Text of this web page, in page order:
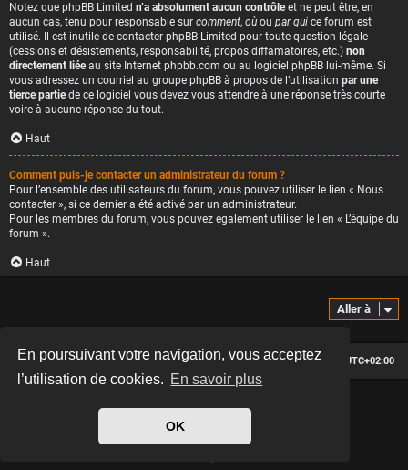
En poursuivant votre navigation, vous acceptez
l’utilisation de cookies. En savoir plus
OK
Notez que phpBB Limited n’a absolument aucun contrôleet ne peut être, en
aucun cas, tenu pour responsable sur comment, où ou par qui ce forum est
utilisé. Il est inutile de contacter phpBB Limited pour toute question légale
(cessions et désistements, responsabilité, propos diffamatoires, etc.) non
directement liéeau site Internet phpbb.com ou au logiciel phpBB lui-même. Si
vous adressez un courriel au groupe phpBB à propos de l’utilisation par une
tierce partiede ce logiciel vous devez vous attendre à une réponse très courte
voire à aucune réponse du tout.
Haut
Comment puis-je contacter un administrateur du forum ?
Pour l’ensemble des utilisateurs du forum, vous pouvez utiliser le lien « Nous
contacter », si ce dernier a été activé par un administrateur.
Pour les membres du forum, vous pouvez également utiliser le lien « L’équipe du
forum ».
Haut
Aller à
Le forum des passionnés de Café Racer Heures au format UTC+02:00
phpBB ® Forum Software © phpBB Limited
phpBB-fr.com